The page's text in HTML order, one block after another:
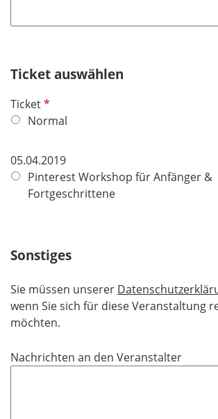
t
l
Ticket auswählen
TicketP
f
i
c
h
t
l
Normal
05.04.2019
Pinterest Workshop für Anfänger &
Fortgeschrittene
Sonstiges
Sie müssen unserer
wenn Sie sich für diese Veranstaltung
möchten.
Nachrichten an den Veranstalter